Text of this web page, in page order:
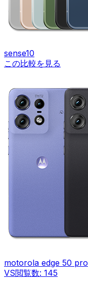
sense10
この比較を見る
motorola edge 50 pro
VS閲覧数: 145